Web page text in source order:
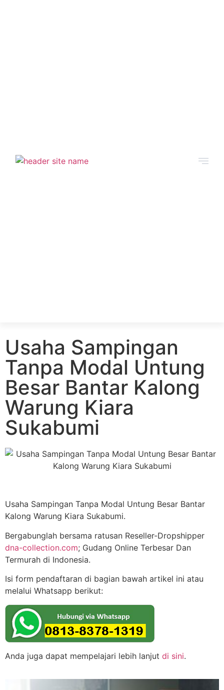
Usaha Sampingan
Tanpa Modal Untung
Besar Bantar Kalong
Warung Kiara
Sukabumi
Usaha Sampingan Tanpa Modal Untung Besar Bantar
Kalong Warung Kiara Sukabumi.
Bergabunglah bersama ratusan Reseller-Dropshipper
dna-collection.com; Gudang Online Terbesar Dan
Termurah di Indonesia.
Isi form pendaftaran di bagian bawah artikel ini atau
melalui Whatsapp berikut:
Anda juga dapat mempelajari lebih lanjut di sini.